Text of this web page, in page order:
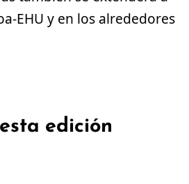
EHU y en los alrededores
edición